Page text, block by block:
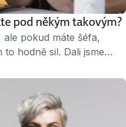
pod někým takovým?
pokud máte šéfa,
hodně sil. Dali jsme
svou práci dělat dobře.
končí. Zazněla
myslitelná pro a …